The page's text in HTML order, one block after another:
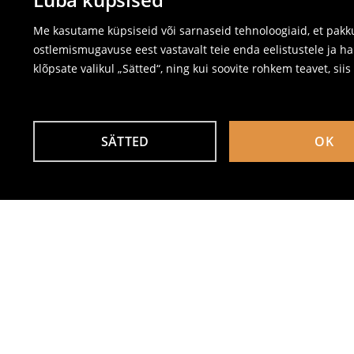
Me kasutame küpsiseid või sarnaseid tehnoloogiaid, et
ostlemismugavuse eest vastavalt teie enda eelistustele ja
klõpsate valikul „Sätted“, ning kui soovite rohkem teavet,
SÄTTED OK